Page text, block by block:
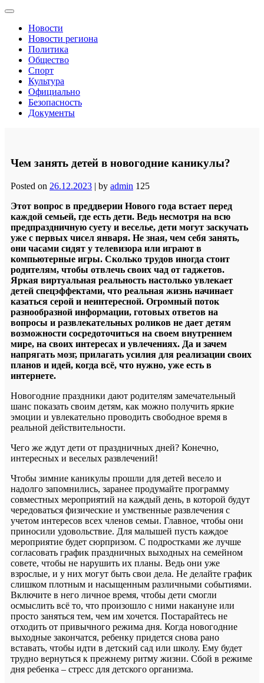
Новости
Новости региона
Политика
Общество
Спорт
Культура
Официально
Безопасность
Документы
Чем занять детей в новогодние каникулы?
Posted on 26.12.2023 | by admin 125
Этот вопрос в преддверии Нового года встает перед
каждой семьей, где есть дети. Ведь несмотря на всю
предпраздничную суету и веселье, дети могут заскучать
уже с первых чисел января. Не зная, чем себя занять,
они часами сидят у телевизора или играют в
компьютерные игры. Сколько трудов иногда стоит
родителям, чтобы отвлечь своих чад от гаджетов.
Яркая виртуальная реальность настолько увлекает
детей спецэффектами, что реальная жизнь начинает
казаться серой и неинтересной. Огромный поток
разнообразной информации, готовых ответов на
вопросы и развлекательных роликов не дает детям
возможности сосредоточиться на своем внутреннем
мире, на своих интересах и увлечениях. Да и зачем
напрягать мозг, прилагать усилия для реализации своих
планов и идей, когда всё, что нужно, уже есть в
интернете.
Новогодние праздники дают родителям замечательный
шанс показать своим детям, как можно получить яркие
эмоции и увлекательно проводить свободное время в
реальной действительности.
Чего же ждут дети от праздничных дней? Конечно,
интересных и веселых развлечений!
Чтобы зимние каникулы прошли для детей весело и
надолго запомнились, заранее продумайте программу
совместных мероприятий на каждый день, в которой будут
чередоваться физические и умственные развлечения с
учетом интересов всех членов семьи. Главное, чтобы они
приносили удовольствие. Для малышей пусть каждое
мероприятие будет сюрпризом. С подростками же лучше
согласовать график праздничных выходных на семейном
совете, чтобы не нарушить их планы. Ведь они уже
взрослые, и у них могут быть свои дела. Не делайте график
слишком плотным и насыщенным различными событиями.
Включите в него личное время, чтобы дети смогли
осмыслить всё то, что произошло с ними накануне или
просто заняться тем, чем им хочется. Постарайтесь не
отходить от привычного режима дня. Когда новогодние
выходные закончатся, ребенку придется снова рано
вставать, чтобы идти в детский сад или школу. Ему будет
трудно вернуться к прежнему ритму жизни. Сбой в режиме
дня ребенка – стресс для детского организма.